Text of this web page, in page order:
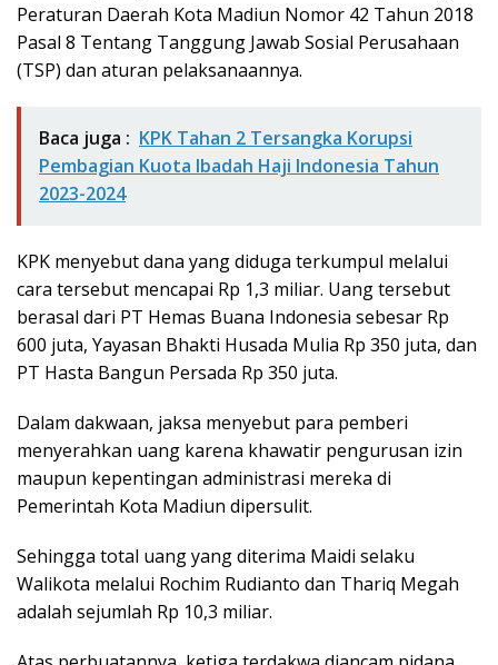
Peraturan Daerah Kota Madiun Nomor 42 Tahun 2018
Pasal 8 Tentang Tanggung Jawab Sosial Perusahaan
(TSP) dan aturan pelaksanaannya.
Baca juga : KPK Tahan 2 Tersangka Korupsi
Pembagian Kuota Ibadah Haji Indonesia Tahun
2023-2024
KPK menyebut dana yang diduga terkumpul melalui
cara tersebut mencapai Rp 1,3 miliar. Uang tersebut
berasal dari PT Hemas Buana Indonesia sebesar Rp
600 juta, Yayasan Bhakti Husada Mulia Rp 350 juta, dan
PT Hasta Bangun Persada Rp 350 juta.
Dalam dakwaan, jaksa menyebut para pemberi
menyerahkan uang karena khawatir pengurusan izin
maupun kepentingan administrasi mereka di
Pemerintah Kota Madiun dipersulit.
Sehingga total uang yang diterima Maidi selaku
Walikota melalui Rochim Rudianto dan Thariq Megah
adalah sejumlah Rp 10,3 miliar.